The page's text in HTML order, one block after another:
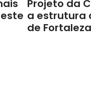
Projeto da
a estrutura
de Fortaleza